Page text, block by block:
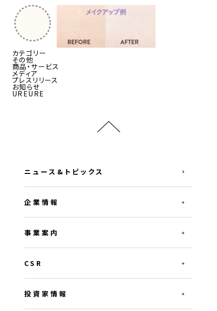
カテゴリー
その他
商品・サービス
メディア
プレスリリース
お知らせ
UREURE
ニュース&トピックス
企業情報
事業案内
CSR
投資家情報